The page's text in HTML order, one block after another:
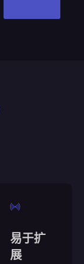
易于扩
展